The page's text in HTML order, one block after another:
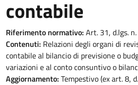
contabile
Riferimento normativo: Art. 31, d.lgs.
Contenuti: Relazioni degli organi di
contabile al bilancio di previsione o
variazioni e al conto consuntivo o
Aggiornamento: Tempestivo (ex art. 8,